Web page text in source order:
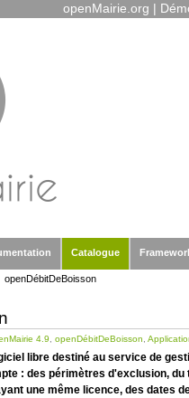
openMairie.org |
Catalogue
openDébitDeBoisson
4.9,openDébitDeBoisson,
libre destiné au service de
: des périmètres d'exclusion,
une même licence, des dates